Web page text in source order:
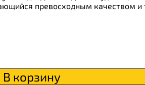
превосходным качеством и
В корзину